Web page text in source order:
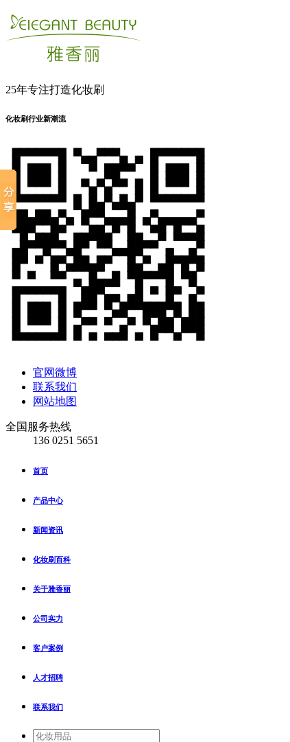
25年专注打造化妆刷
化妆刷行业新潮流
官网微博
联系我们
网站地图
全国服务热线
136 0251 5651
首页
产品中心
新闻资讯
化妆刷百科
关于雅香丽
公司实力
客户案例
人才招聘
联系我们